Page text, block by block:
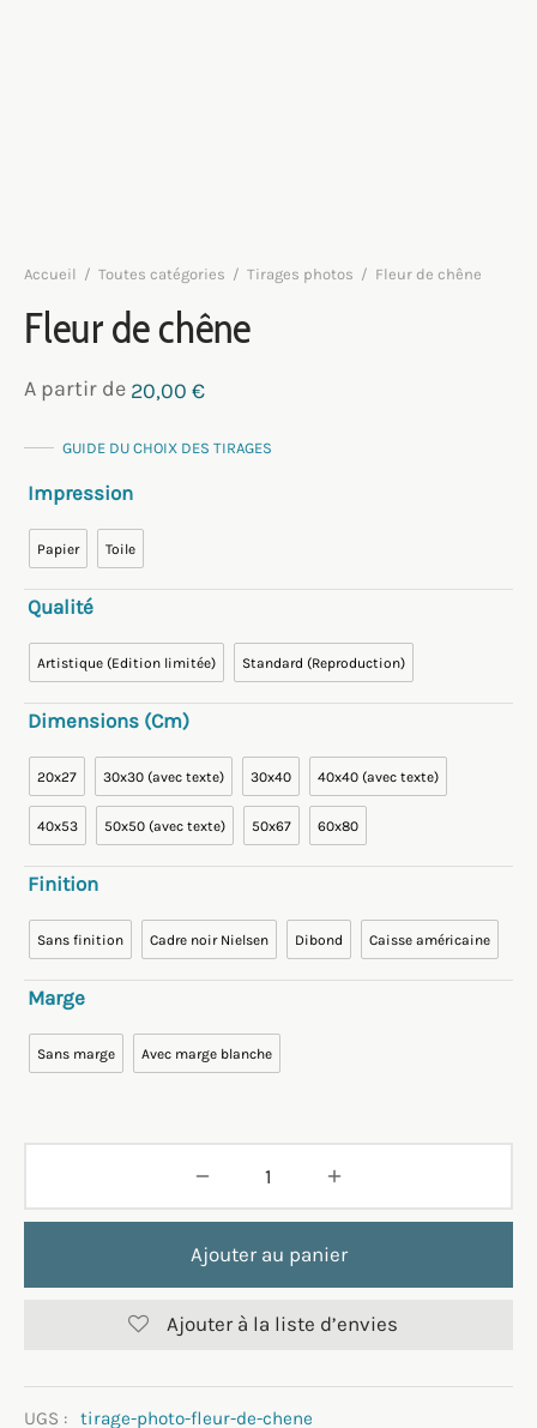
Accueil / Toutes catégories / Tirages photos / Fleur de chêne
Fleur de chêne
A partir de 20,00 €
GUIDE DU CHOIX DES TIRAGES
Impression
Papier Toile
Qualité
Artistique (Edition limitée) Standard (Reproduction)
Dimensions (cm)
20x27 30x30 (avec texte) 30x40 40x40 (avec texte)
40x53 50x50 (avec texte) 50x67 60x80
Finition
Sans finition Cadre noir Nielsen Dibond Caisse américaine
Marge
Sans marge Avec marge blanche
Ajouter au panier
Ajouter à la liste d’envies
UGS :
tirage-photo-fleur-de-chene